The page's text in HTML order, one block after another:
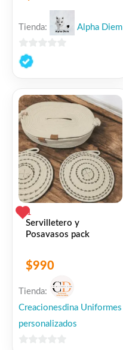
Tienda: Alpha Diem
0
de
1
Servilletero y
Posavasos pack
$990
Tienda:
Creacionesdina Uniformes
personalizados